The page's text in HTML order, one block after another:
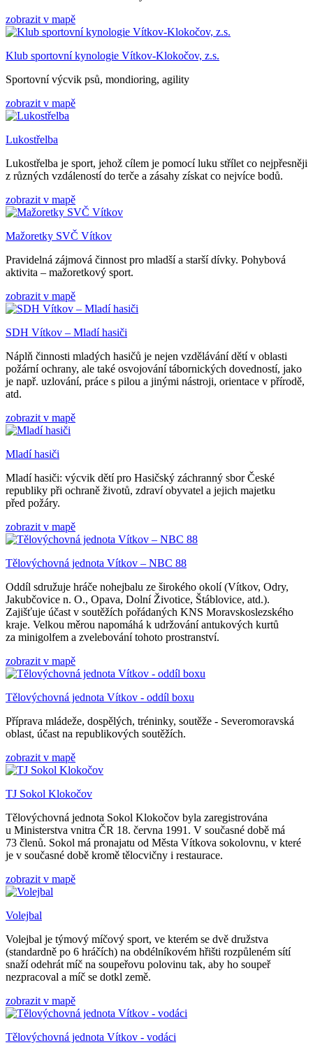
zobrazit v mapě
Klub sportovní kynologie Vítkov-Klokočov, z.s.
Sportovní výcvik psů, mondioring, agility
zobrazit v mapě
Lukostřelba
Lukostřelba je sport, jehož cílem je pomocí luku střílet co nejpřesněji
z různých vzdáleností do terče a zásahy získat co nejvíce bodů.
zobrazit v mapě
Mažoretky SVČ Vítkov
Pravidelná zájmová činnost pro mladší a starší dívky. Pohybová
aktivita – mažoretkový sport.
zobrazit v mapě
SDH Vítkov – Mladí hasiči
Náplň činnosti mladých hasičů je nejen vzdělávání dětí v oblasti
požární ochrany, ale také osvojování tábornických dovedností, jako
je např. uzlování, práce s pilou a jinými nástroji, orientace v přírodě,
atd.
zobrazit v mapě
Mladí hasiči
Mladí hasiči: výcvik dětí pro Hasičský záchranný sbor České
republiky při ochraně životů, zdraví obyvatel a jejich majetku
před požáry.
zobrazit v mapě
Tělovýchovná jednota Vítkov – NBC 88
Oddíl sdružuje hráče nohejbalu ze širokého okolí (Vítkov, Odry,
Jakubčovice n. O., Opava, Dolní Životice, Štáblovice, atd.).
Zajišťuje účast v soutěžích pořádaných KNS Moravskoslezského
kraje. Velkou měrou napomáhá k udržování antukových kurtů
za minigolfem a zvelebování tohoto prostranství.
zobrazit v mapě
Tělovýchovná jednota Vítkov - oddíl boxu
Příprava mládeže, dospělých, tréninky, soutěže - Severomoravská
oblast, účast na republikových soutěžích.
zobrazit v mapě
TJ Sokol Klokočov
Tělovýchovná jednota Sokol Klokočov byla zaregistrována
u Ministerstva vnitra ČR 18. června 1991. V současné době má
73 členů. Sokol má pronajatu od Města Vítkova sokolovnu, v které
je v současné době kromě tělocvičny i restaurace.
zobrazit v mapě
Volejbal
Volejbal je týmový míčový sport, ve kterém se dvě družstva
(standardně po 6 hráčích) na obdélníkovém hřišti rozpůleném sítí
snaží odehrát míč na soupeřovu polovinu tak, aby ho soupeř
nezpracoval a míč se dotkl země.
zobrazit v mapě
Tělovýchovná jednota Vítkov - vodáci